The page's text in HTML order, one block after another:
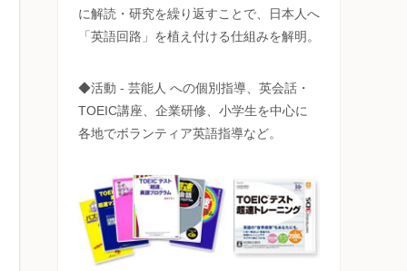
に解読・研究を繰り返すことで、日本人へ
「英語回路」を植え付ける仕組みを解明。
◆活動 - 芸能人 への個別指導、英会話・
TOEIC講座、企業研修、小学生を中心に
各地でボランティア英語指導など。